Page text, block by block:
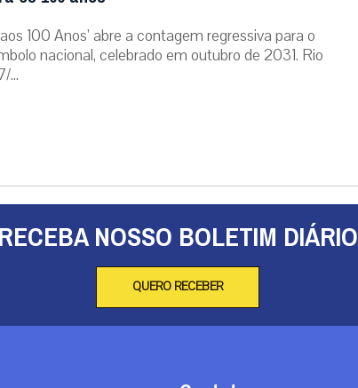
100 Anos’ abre a contagem regressiva para o
nacional, celebrado em outubro de 2031. Rio
...
RECEBA NOSSO BOLETIM DIÁRIO
QUERO RECEBER